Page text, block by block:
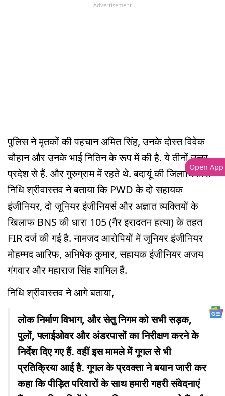
Advertisement
पुलिस ने मृतकों की पहचान अमित सिंह, उनके दोस्त विवेक
चौहान और उनके भाई नितिन के रूप में की है. ये तीनों उत्तर
प्रदेश से हैं. और गुरुग्राम में रहते थे. बदायूं की जिलाधिकारी
निधि श्रीवास्तव ने बताया कि PWD के दो सहायक
इंजीनियर, दो जूनियर इंजीनियर्स और अज्ञात व्यक्तियों के
खिलाफ BNS की धारा 105 (गैर इरादतन हत्या) के तहत
FIR दर्ज की गई है. नामजद आरोपियों में जूनियर इंजीनियर
मोहम्मद आरिफ, अभिषेक कुमार, सहायक इंजीनियर अजय
गंगवार और महाराज सिंह शामिल हैं.
निधि श्रीवास्तव ने आगे बताया,
लोक निर्माण विभाग, और सेतु निगम को सभी सड़क,
पुलों, फ्लाईओवर और अंडरपासों का निरीक्षण करने के
निर्देश दिए गए हैं. वहीं इस मामले में गूगल से भी
प्रतिक्रिया आई है. गूगल के प्रवक्ता ने बयान जारी कर
कहा कि पीड़ित परिवारों के साथ हमारी गहरी संवेदनाएं
Open App